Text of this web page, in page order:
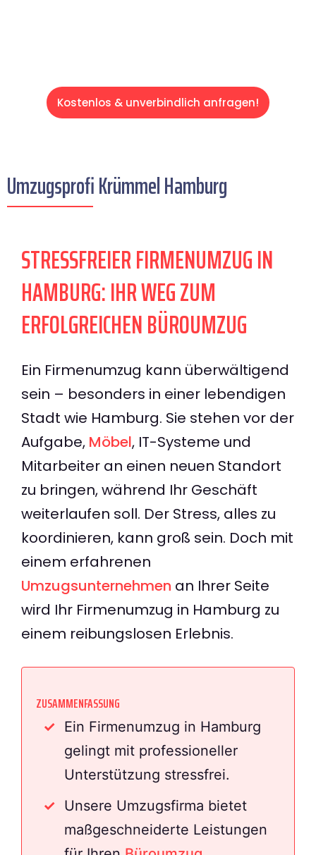
Kostenlos & unverbindlich anfragen!
Umzugsprofi Krümmel Hamburg
STRESSFREIER FIRMENUMZUG IN
HAMBURG: IHR WEG ZUM
ERFOLGREICHEN BÜROUMZUG
Ein Firmenumzug kann überwältigend
sein – besonders in einer lebendigen
Stadt wie Hamburg. Sie stehen vor der
Aufgabe, Möbel, IT-Systeme und
Mitarbeiter an einen neuen Standort
zu bringen, während Ihr Geschäft
weiterlaufen soll. Der Stress, alles zu
koordinieren, kann groß sein. Doch mit
einem erfahrenen
Umzugsunternehmen an Ihrer Seite
wird Ihr Firmenumzug in Hamburg zu
einem reibungslosen Erlebnis.
ZUSAMMENFASSUNG
Ein Firmenumzug in Hamburg
gelingt mit professioneller
Unterstützung stressfrei.
Unsere Umzugsfirma bietet
maßgeschneiderte Leistungen